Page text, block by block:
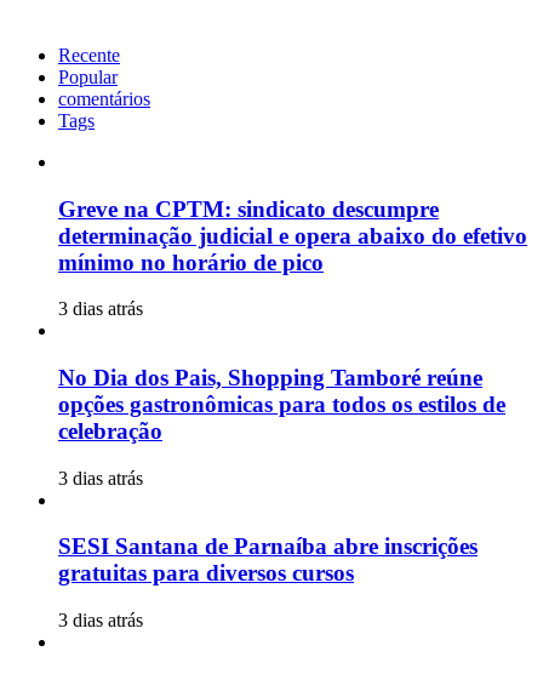
Recente
Popular
comentários
Tags
Greve na CPTM: sindicato descumpre
determinação judicial e opera abaixo do efetivo
mínimo no horário de pico
3 dias atrás
No Dia dos Pais, Shopping Tamboré reúne
opções gastronômicas para todos os estilos de
celebração
3 dias atrás
SESI Santana de Parnaíba abre inscrições
gratuitas para diversos cursos
3 dias atrás